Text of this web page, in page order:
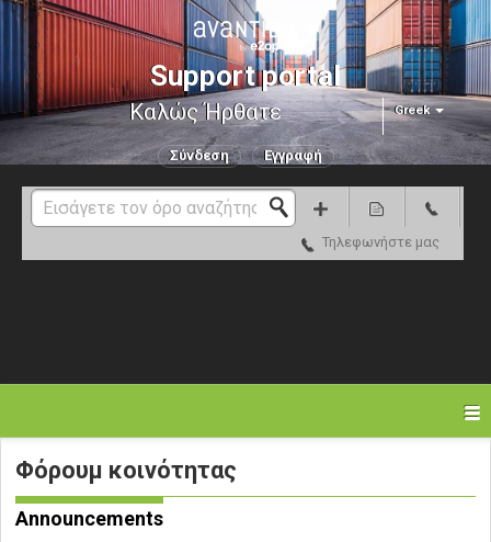
Support portal
Greek
Καλώς Ήρθατε
Σύνδεση Εγγραφή
Τηλεφωνήστε μας
Φόρουμ κοινότητας
Announcements